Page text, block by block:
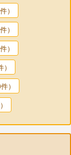
）
）
）
）